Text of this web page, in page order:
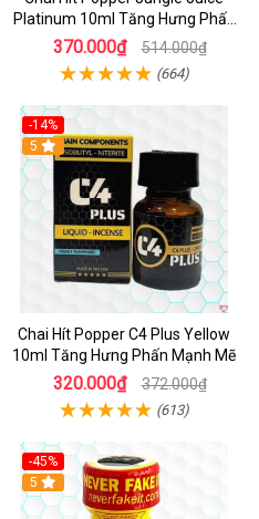
Platinum 10ml Tăng Hưng Phấn
Mạnh
370.000₫ 514.000₫
(664)
-14%
5
Chai Hít Popper C4 Plus Yellow
10ml Tăng Hưng Phấn Mạnh Mẽ
320.000₫ 372.000₫
(613)
-45%
5